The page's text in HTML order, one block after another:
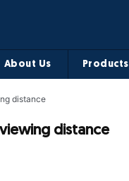
About Us Products
distance
distance